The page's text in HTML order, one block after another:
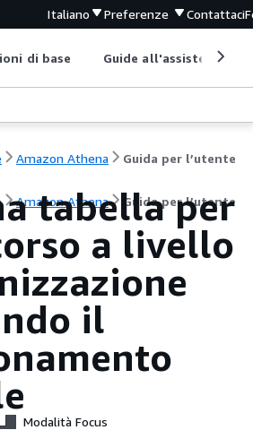
Italiano Preferenze Contattaci
di base Guide all'assistenza
Amazon Athena Guida per l’utente
Amazon Athena Guida per l’utente
tabella per
a livello
il
Modalità Focus